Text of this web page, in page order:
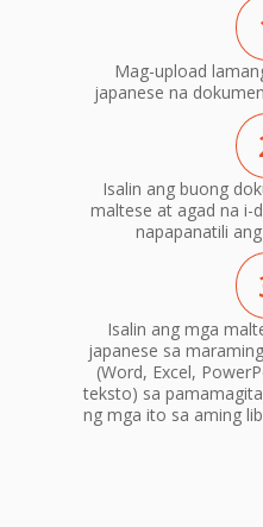
Mag-upload
japanese na
Isalin ang buong
maltese at agad na i-
napapanatili
Isalin ang mga
japanese sa
(Word, Excel,
teksto) sa
ng mga ito sa aming